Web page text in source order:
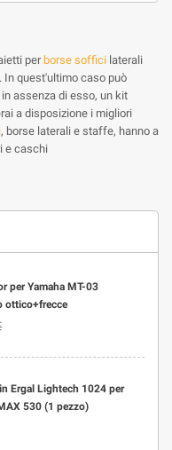
per Yamaha MT-03
ottico+frecce
Ergal Lightech 1024 per
530 (1 pezzo)
perborse soffici laterali
In quest'ultimo caso può
assenza di esso, un kit
a disposizione i migliori
, borse laterali e staffe, hanno a
e caschi